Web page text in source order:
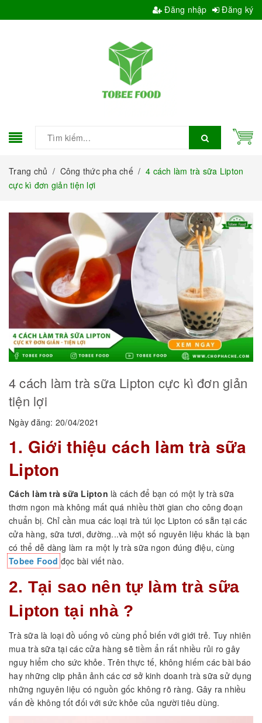
Đăng nhập Đăng ký
Trang chủ / Công thức pha chế / 4 cách làm trà sữa Lipton
cực kì đơn giản tiện lợi
4 cách làm trà sữa Lipton cực kì đơn giản
tiện lợi
Ngày đăng: 20/04/2021
1. Giới thiệu cách làm trà sữa
Lipton
Cách làm trà sữa Lipton là cách để bạn có một ly trà sữa
thơm ngon mà không mất quá nhiều thời gian cho công đoạn
chuẩn bị. Chỉ cần mua các loại trà túi lọc Lipton có sẵn tại các
cửa hàng, sữa tươi, đường...và một số nguyên liệu khác là bạn
có thể dễ dàng làm ra một ly trà sữa ngon đúng điệu, cùng
Tobee Food đọc bài viết nào.
2. Tại sao nên tự làm trà sữa
Lipton tại nhà ?
Trà sữa là loại đồ uống vô cùng phổ biến với giới trẻ. Tuy nhiên
mua trà sữa tại các cửa hàng sẽ tiềm ẩn rất nhiều rủi ro gây
nguy hiểm cho sức khỏe. Trên thực tế, không hiếm các bài báo
hay những clip phản ảnh các cơ sở kinh doanh trà sữa sử dụng
những nguyên liệu có nguồn gốc không rõ ràng. Gây ra nhiều
vấn đề không tốt đối với sức khỏe của người tiêu dùng.